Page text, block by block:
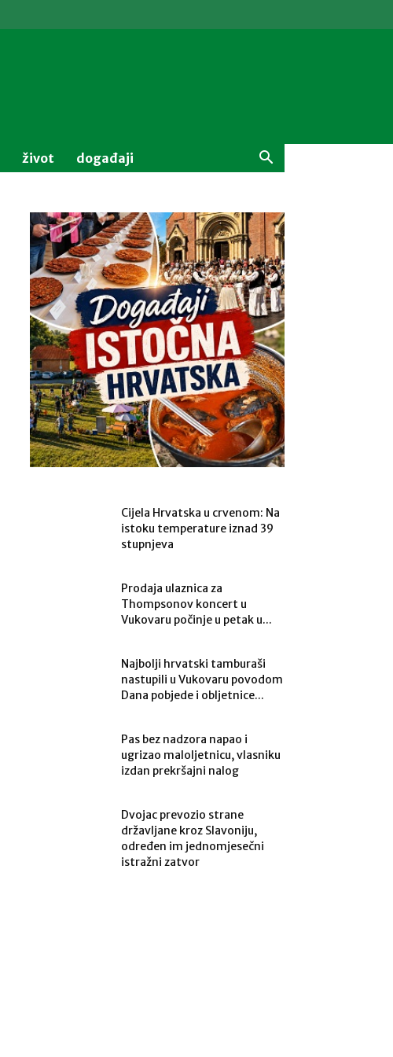
život događaji
Cijela Hrvatska u crvenom: Na
istoku temperature iznad 39
stupnjeva
Prodaja ulaznica za
Thompsonov koncert u
Vukovaru počinje u petak u...
Najbolji hrvatski tamburaši
nastupili u Vukovaru povodom
Dana pobjede i obljetnice...
Pas bez nadzora napao i
ugrizao maloljetnicu, vlasniku
izdan prekršajni nalog
Dvojac prevozio strane
državljane kroz Slavoniju,
određen im jednomjesečni
istražni zatvor